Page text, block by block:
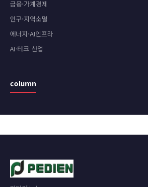
금융·가계경제
인구·지역소멸
에너지·AI인프라
AI·테크 산업
column